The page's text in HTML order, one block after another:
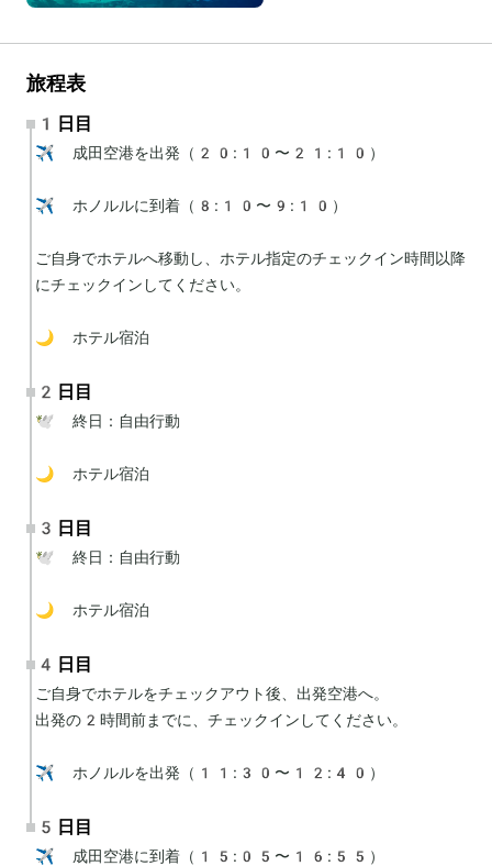
旅程表
1日目
✈️ 成田空港を出発（20:10〜21:10）
✈️ ホノルルに到着（8:10〜9:10）
ご自身でホテルへ移動し、ホテル指定のチェックイン時間以降
にチェックインしてください。
🌙 ホテル宿泊
2日目
🕊 終日：自由行動
🌙 ホテル宿泊
3日目
🕊 終日：自由行動
🌙 ホテル宿泊
4日目
ご自身でホテルをチェックアウト後、出発空港へ。
出発の2時間前までに、チェックインしてください。
✈️ ホノルルを出発（11:30〜12:40）
5日目
✈️ 成田空港に到着（15:05〜16:55）